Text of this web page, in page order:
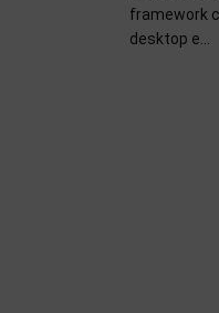
framework
desktop e…